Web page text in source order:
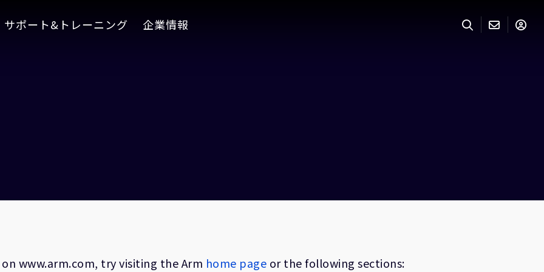
サポート&トレーニング 企業情報
www.arm.com, try visiting the Arm home page or the following sections: